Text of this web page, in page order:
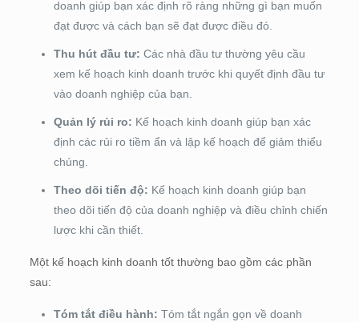
doanh giúp bạn xác định rõ ràng những gì bạn muốn
đạt được và cách bạn sẽ đạt được điều đó.
Thu hút đầu tư: Các nhà đầu tư thường yêu cầu
xem kế hoạch kinh doanh trước khi quyết định đầu tư
vào doanh nghiệp của bạn.
Quản lý rủi ro: Kế hoạch kinh doanh giúp bạn xác
định các rủi ro tiềm ẩn và lập kế hoạch để giảm thiểu
chúng.
Theo dõi tiến độ: Kế hoạch kinh doanh giúp bạn
theo dõi tiến độ của doanh nghiệp và điều chỉnh chiến
lược khi cần thiết.
Một kế hoạch kinh doanh tốt thường bao gồm các phần
sau:
Tóm tắt điều hành: Tóm tắt ngắn gọn về doanh